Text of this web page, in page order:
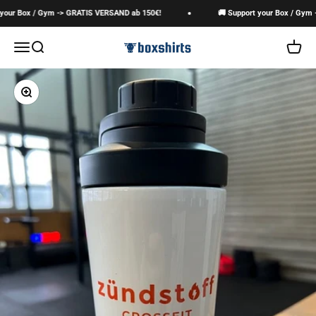
Box / Gym -> GRATIS VERSAND ab 150€! 🚚 Support your Box / Gym -
Navigationsmenü öffnen
Suche öffnen boxshirts
Bild vergrößern